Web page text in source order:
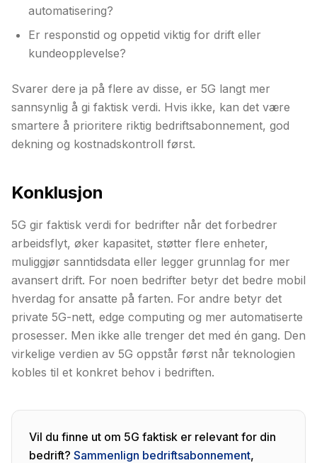
automatisering?
Er responstid og oppetid viktig for drift eller
kundeopplevelse?
Svarer dere ja på flere av disse, er 5G langt mer
sannsynlig å gi faktisk verdi. Hvis ikke, kan det være
smartere å prioritere riktig bedriftsabonnement, god
dekning og kostnadskontroll først.
Konklusjon
5G gir faktisk verdi for bedrifter når det forbedrer
arbeidsflyt, øker kapasitet, støtter flere enheter,
muliggjør sanntidsdata eller legger grunnlag for mer
avansert drift. For noen bedrifter betyr det bedre mobil
hverdag for ansatte på farten. For andre betyr det
private 5G-nett, edge computing og mer automatiserte
prosesser. Men ikke alle trenger det med én gang. Den
virkelige verdien av 5G oppstår først når teknologien
kobles til et konkret behov i bedriften.
Vil du finne ut om 5G faktisk er relevant for din
bedrift? Sammenlign bedriftsabonnement,